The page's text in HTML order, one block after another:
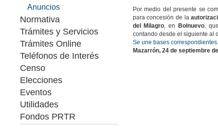
Anuncios
Normativa
Trámites y Servicios
Trámites Online
Teléfonos de Interés
Censo
Elecciones
Eventos
Utilidades
Fondos PRTR
Por medio del presente se
para concesión de la
del Milagro, en Bolnuevo,
contando desde el siguiente al
Se une bases correspondientes.
Mazarrón, 24 de septiembre